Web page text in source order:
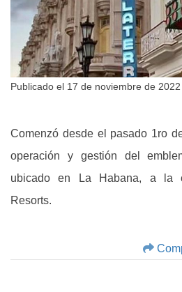
Publicado el 17 de noviembre de 2022
Comenzó desde el pasado 1ro
operación y gestión del
ubicado en La Habana, a la
Resorts.